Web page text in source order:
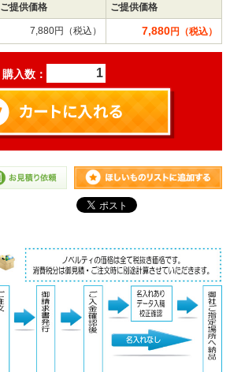
ご提供価格 ご提供価格
7,880円（税込） 7,880円（税込）
購入数：